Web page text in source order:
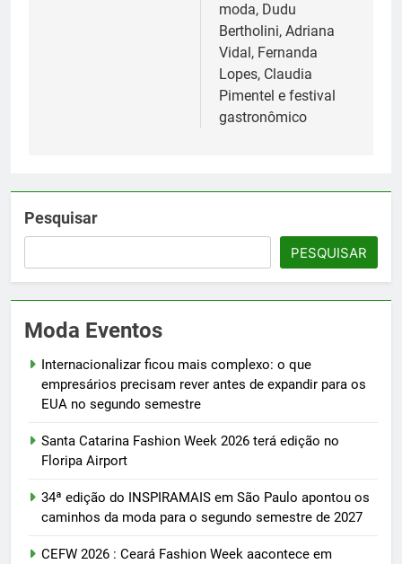
moda, Dudu
Bertholini, Adriana
Vidal, Fernanda
Lopes, Claudia
Pimentel e festival
gastronômico
Pesquisar
PESQUISAR
Moda Eventos
Internacionalizar ficou mais complexo: o que
empresários precisam rever antes de expandir para os
EUA no segundo semestre
Santa Catarina Fashion Week 2026 terá edição no
Floripa Airport
34ª edição do INSPIRAMAIS em São Paulo apontou os
caminhos da moda para o segundo semestre de 2027
CEFW 2026 : Ceará Fashion Week aacontece em